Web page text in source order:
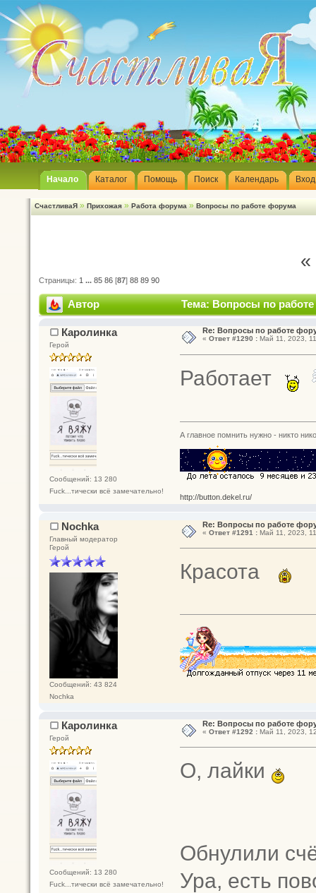
Начало Каталог Помощь Поиск Календарь Вход
СчастливаЯ » Прихожая » Работа форума » Вопросы по работе форума
Страницы: 1 ... 85 86 [87] 88 89 90
Автор Тема: Вопросы по
Каролинка
Герой
Сообщений: 13 280
Fuck...тически всё замечательно!
Re: Вопросы по работе
« Ответ #1290 :Май 11, 2023,
Работает
А главное помнить нужно - никто
http://button.dekel.ru/
Nochka
Главный модератор
Герой
Сообщений: 43 824
Nochka
Re: Вопросы по работе
« Ответ #1291 :Май 11, 2023,
Красота
Каролинка
Герой
Сообщений: 13 280
Fuck...тически всё замечательно!
Re: Вопросы по работе
« Ответ #1292 :Май 11, 2023,
О, лайки
Обнулили
Ура, есть